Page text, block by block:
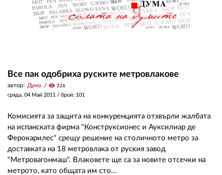
Все пак одобриха руските метровлакове
автор: Дума visibility 326
сряда, 04 Май 2011 / брой: 101
Комисията за защита на конкуренцията отхвърли жалбата
на испанската фирма "Конструксионес и Ауксилиар де
Ферокарилес" срещу решение на столичното метро за
доставката на 18 метровлака от руския завод
"Метровагонмаш". Влаковете ще са за новите отсечки на
метрото, като общата им сто...